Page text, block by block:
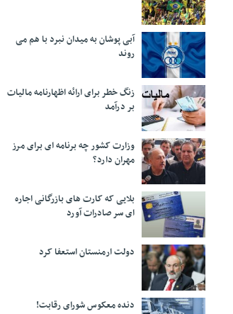
آبی پوشان به میدان نبرد با هم می
روند
زنگ خطر برای ارائه اظهارنامه مالیات
بر درآمد
وزارت کشور چه برنامه ای برای مرز
مهران دارد؟
بلایی که کارت های بازرگانی اجاره
ای سر صادرات آورد
دولت ارمنستان استعفا کرد
دنده معکوس شورای رقابت!